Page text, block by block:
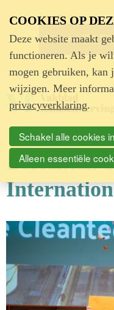
Advertentie
Berichten
COOKIES OP
Deze website maakt
functioneren. Als je
mogen gebruiken,
wijzigen. Meer
privacyverklaring.
Schakel alle cookies in
Alleen essentiële